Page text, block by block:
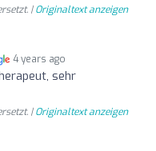
|Originaltext anzeigen
4 years ago
sehr
|Originaltext anzeigen